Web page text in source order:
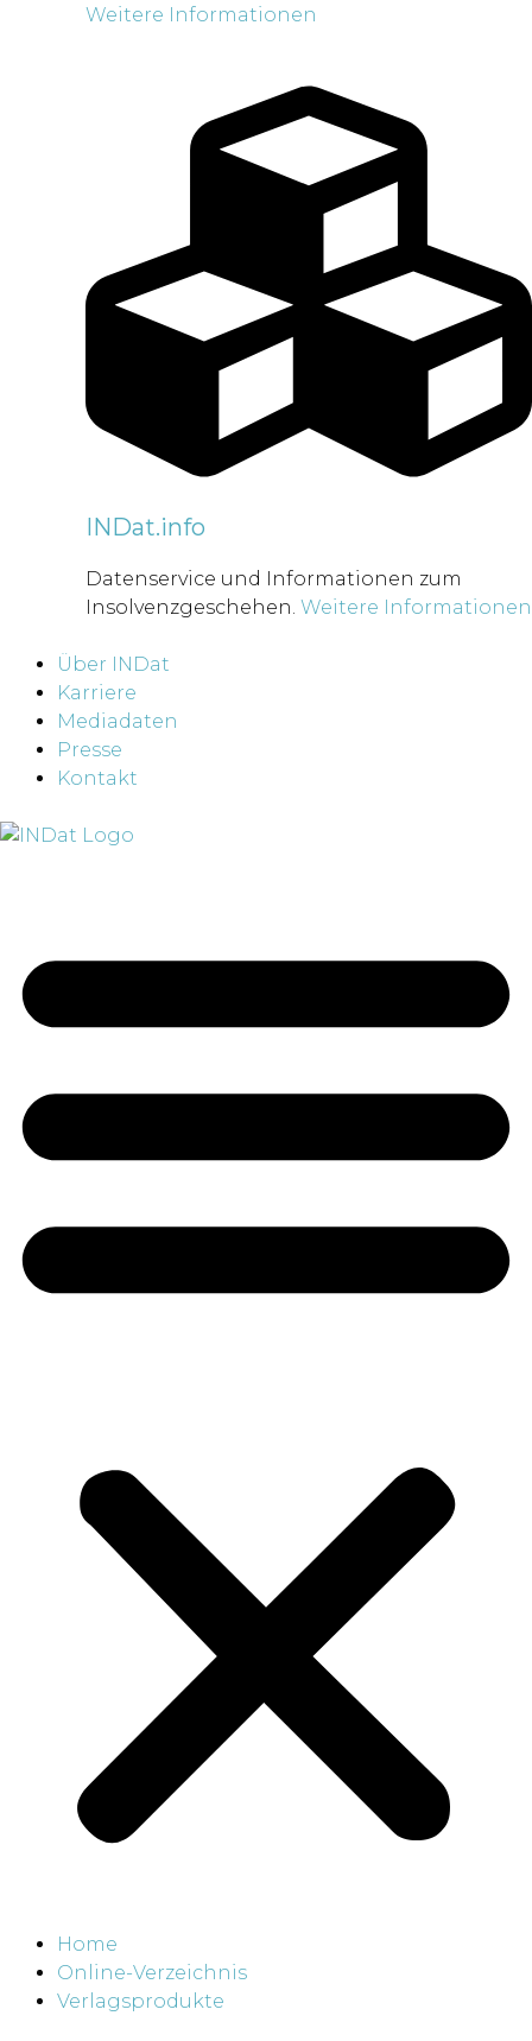
Weitere Informationen
INDat.info
Datenservice und Informationen zum
Insolvenzgeschehen. Weitere Informationen
Über INDat
Karriere
Mediadaten
Presse
Kontakt
Home
Online-Verzeichnis
Verlagsprodukte